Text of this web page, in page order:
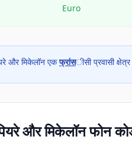
Euro
और मिकेलॉन एकफ्रांसीसी प्रवासी
और मिकेलॉन फोन